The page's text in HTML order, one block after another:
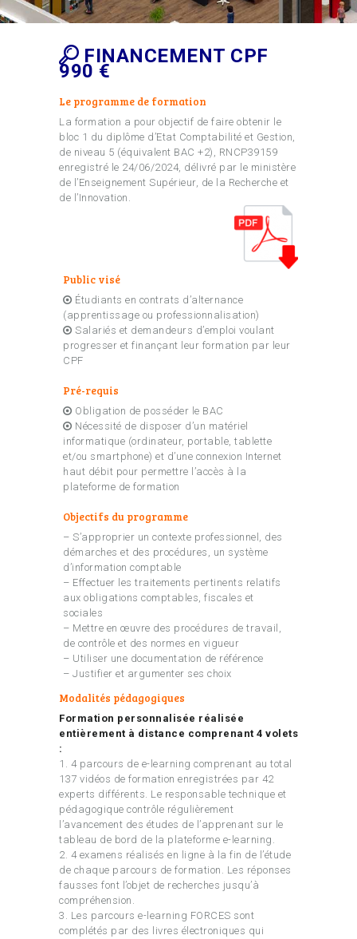
FINANCEMENT CPF
990 €
Le programme de formation
La formation a pour objectif de faire obtenir le
bloc 1 du diplôme d’Etat Comptabilité et Gestion,
de niveau 5 (équivalent BAC +2), RNCP39159
enregistré le 24/06/2024, délivré par le ministère
de l’Enseignement Supérieur, de la Recherche et
de l’Innovation.
Public visé
Étudiants en contrats d’alternance
(apprentissage ou professionnalisation)
Salariés et demandeurs d’emploi voulant
progresser et finançant leur formation par leur
CPF
Pré-requis
Obligation de posséder le BAC
Nécessité de disposer d’un matériel
informatique (ordinateur, portable, tablette
et/ou smartphone) et d’une connexion Internet
haut débit pour permettre l’accès à la
plateforme de formation
Objectifs du programme
– S’approprier un contexte professionnel, des
démarches et des procédures, un système
d’information comptable
– Effectuer les traitements pertinents relatifs
aux obligations comptables, fiscales et
sociales
– Mettre en œuvre des procédures de travail,
de contrôle et des normes en vigueur
– Utiliser une documentation de référence
– Justifier et argumenter ses choix
Modalités pédagogiques
Formation personnalisée réalisée
entièrement à distance comprenant 4 volets
:
1. 4 parcours de e-learning comprenant au total
137 vidéos de formation enregistrées par 42
experts différents. Le responsable technique et
pédagogique contrôle régulièrement
l’avancement des études de l’apprenant sur le
tableau de bord de la plateforme e-learning.
2. 4 examens réalisés en ligne à la fin de l’étude
de chaque parcours de formation. Les réponses
fausses font l’objet de recherches jusqu’à
compréhension.
3. Les parcours e-learning FORCES sont
complétés par des livres électroniques qui